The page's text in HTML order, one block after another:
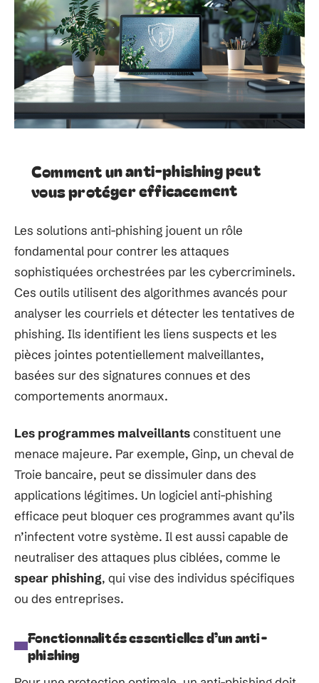
Comment un anti-phishing peut
vous protéger efficacement
Les solutions anti-phishing jouent un rôle
fondamental pour contrer les attaques
sophistiquées orchestrées par les cybercriminels.
Ces outils utilisent des algorithmes avancés pour
analyser les courriels et détecter les tentatives de
phishing. Ils identifient les liens suspects et les
pièces jointes potentiellement malveillantes,
basées sur des signatures connues et des
comportements anormaux.
Les programmes malveillantsconstituent une
menace majeure. Par exemple, Ginp, un cheval de
Troie bancaire, peut se dissimuler dans des
applications légitimes. Un logiciel anti-phishing
efficace peut bloquer ces programmes avant qu’ils
n’infectent votre système. Il est aussi capable de
neutraliser des attaques plus ciblées, comme le
spear phishing, qui vise des individus spécifiques
ou des entreprises.
Fonctionnalités essentielles d’un anti-
phishing